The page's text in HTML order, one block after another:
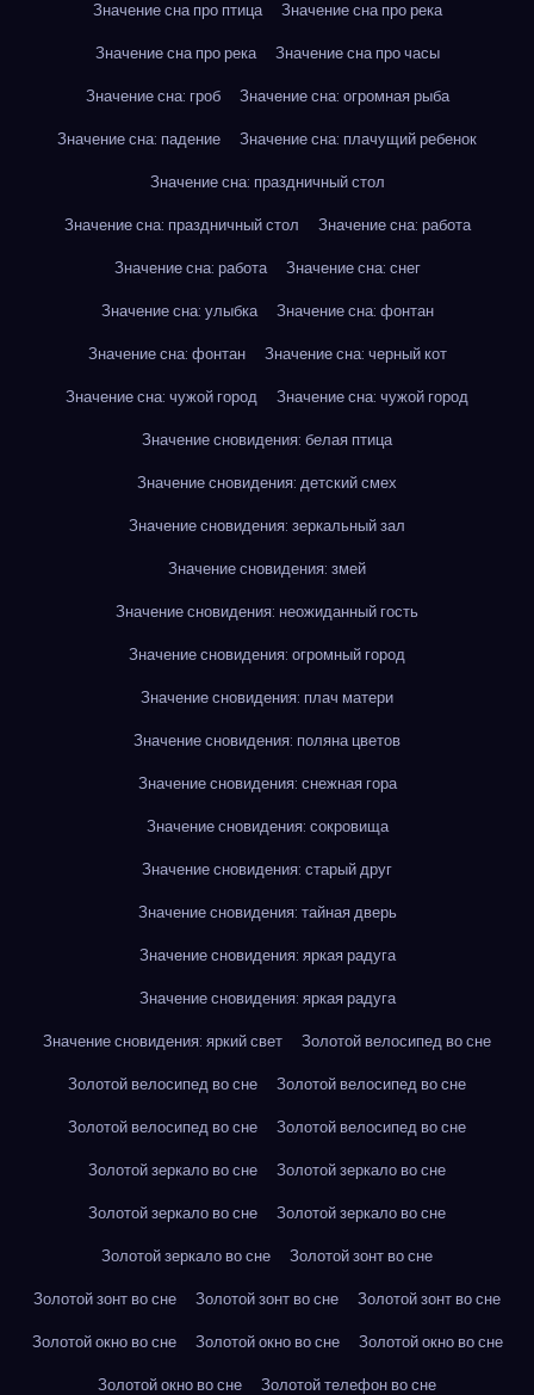
Значение сна про птица
Значение сна про река
Значение сна про река
Значение сна про часы
Значение сна: гроб
Значение сна: огромная рыба
Значение сна: падение
Значение сна: плачущий ребенок
Значение сна: праздничный стол
Значение сна: праздничный стол
Значение сна: работа
Значение сна: работа
Значение сна: снег
Значение сна: улыбка
Значение сна: фонтан
Значение сна: фонтан
Значение сна: черный кот
Значение сна: чужой город
Значение сна: чужой город
Значение сновидения: белая птица
Значение сновидения: детский смех
Значение сновидения: зеркальный зал
Значение сновидения: змей
Значение сновидения: неожиданный гость
Значение сновидения: огромный город
Значение сновидения: плач матери
Значение сновидения: поляна цветов
Значение сновидения: снежная гора
Значение сновидения: сокровища
Значение сновидения: старый друг
Значение сновидения: тайная дверь
Значение сновидения: яркая радуга
Значение сновидения: яркая радуга
Значение сновидения: яркий свет
Золотой велосипед во сне
Золотой велосипед во сне
Золотой велосипед во сне
Золотой велосипед во сне
Золотой велосипед во сне
Золотой зеркало во сне
Золотой зеркало во сне
Золотой зеркало во сне
Золотой зеркало во сне
Золотой зеркало во сне
Золотой зонт во сне
Золотой зонт во сне
Золотой зонт во сне
Золотой зонт во сне
Золотой окно во сне
Золотой окно во сне
Золотой окно во сне
Золотой окно во сне
Золотой телефон во сне